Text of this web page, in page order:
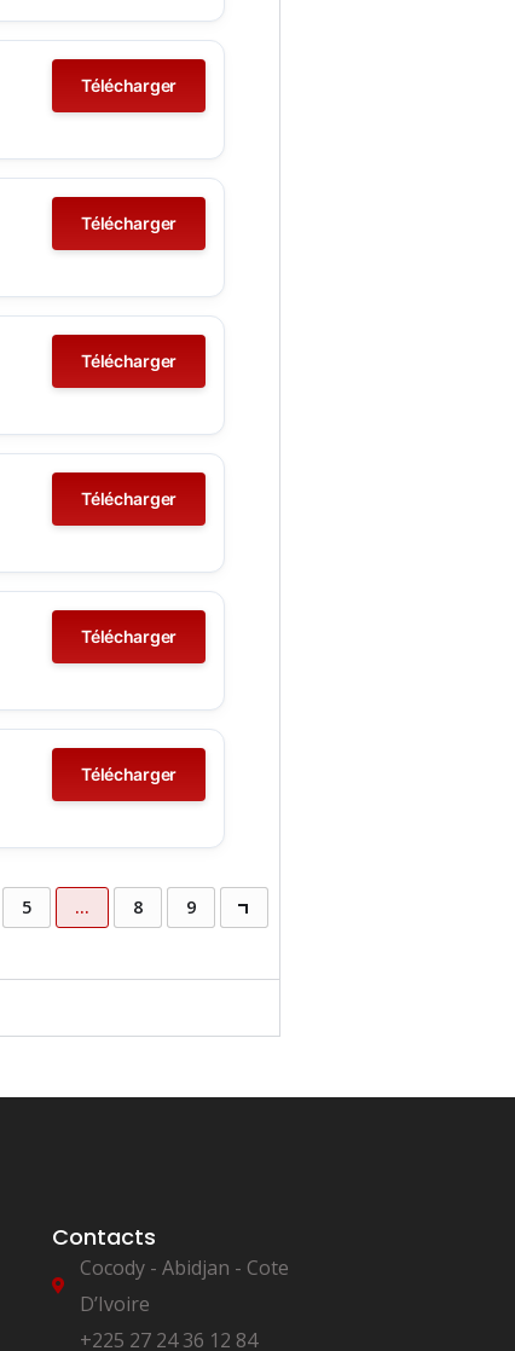
Télécharger
Télécharger
Télécharger
Télécharger
Télécharger
Télécharger
5 … 8 9
Contacts
Cocody - Abidjan - Cote
D’Ivoire
+225 27 24 36 12 84